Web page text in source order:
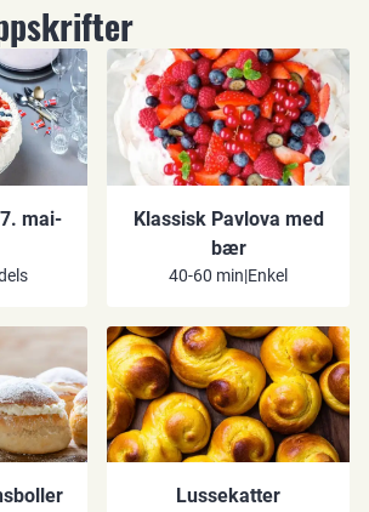
mai-
Klassisk Pavlova med
bær
40-60 min|Enkel
Lussekatter